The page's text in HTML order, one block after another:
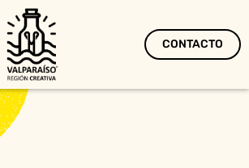
CONTACTO